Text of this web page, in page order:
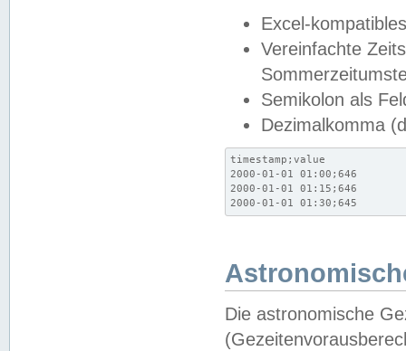
Excel-
Vereinfachte
Semikolon als
Dezimalkomma
timestamp;value
2000-01-01 01:00;646
2000-01-01 01:15;646
2000-01-01 01:30;645
Die astronomische